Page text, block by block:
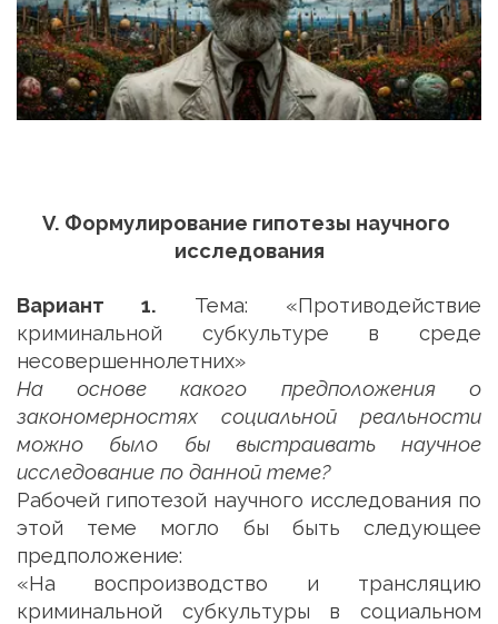
V. Формулирование гипотезы научного
исследования
Вариант 1. Тема: «Противодействие
криминальной субкультуре в среде
несовершеннолетних»
На основе какого предположения о
закономерностях социальной реальности
можно было бы выстраивать научное
исследование по данной теме?
Рабочей гипотезой научного исследования по
этой теме могло бы быть следующее
предположение:
«На воспроизводство и трансляцию
криминальной субкультуры в социальном